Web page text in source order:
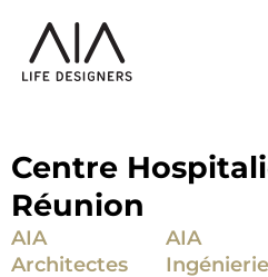
Centre
Réunion
AIA
Architectes
AIA
Ingénierie